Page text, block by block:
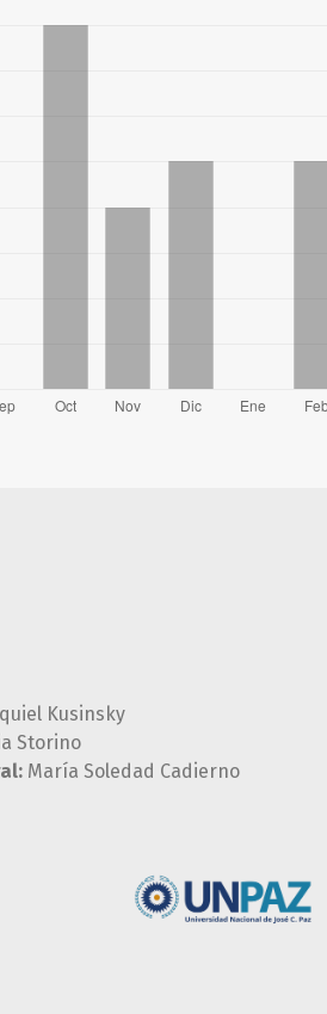
Kusinsky
Storino
María Soledad Cadierno